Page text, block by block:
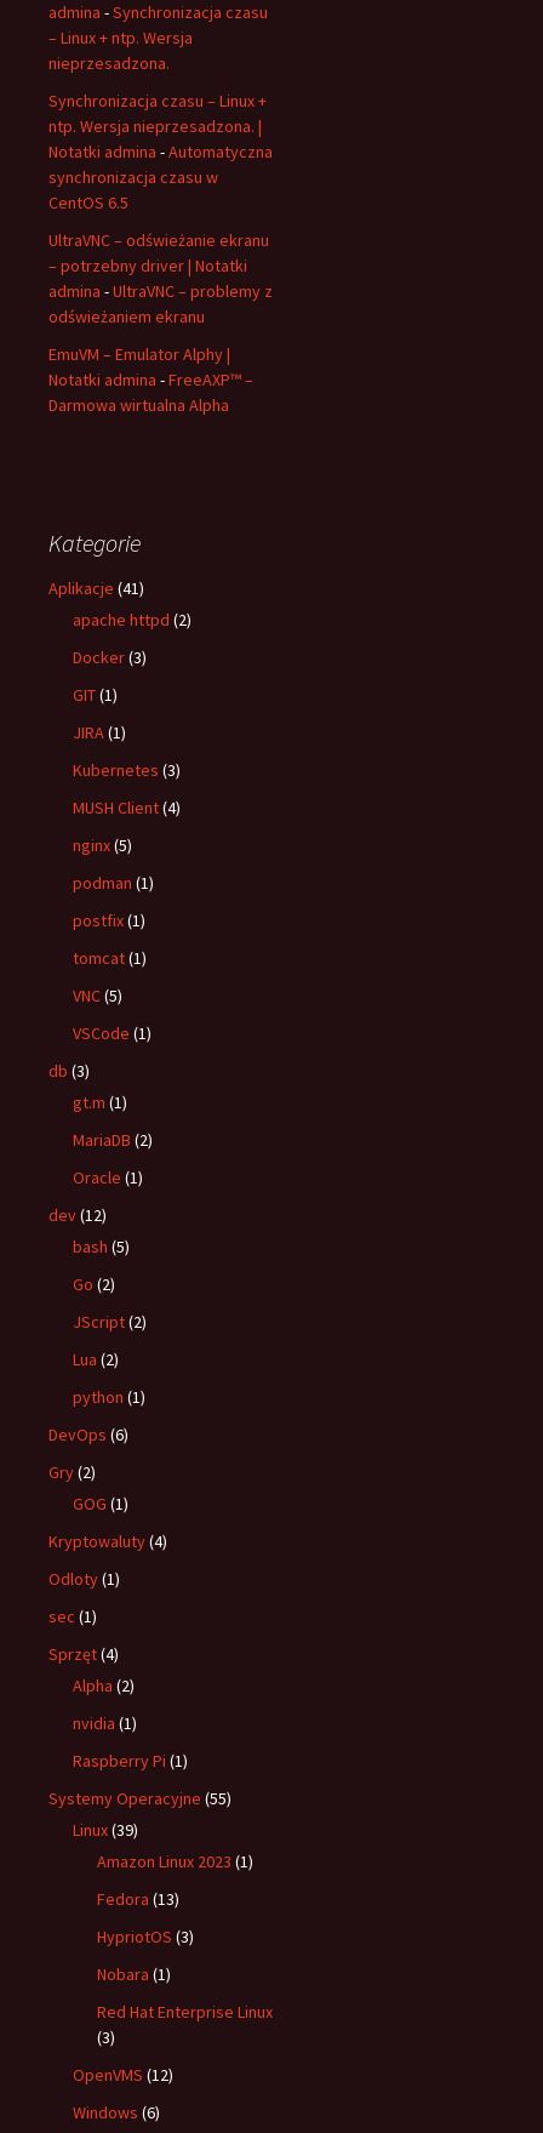
admina -Synchronizacja czasu
– Linux + ntp. Wersja
nieprzesadzona.
Synchronizacja czasu – Linux +
ntp. Wersja nieprzesadzona. |
Notatki admina -Automatyczna
synchronizacja czasu w
CentOS 6.5
UltraVNC – odświeżanie ekranu
– potrzebny driver | Notatki
admina -UltraVNC – problemy z
odświeżaniem ekranu
EmuVM – Emulator Alphy |
Notatki admina -FreeAXP™ –
Darmowa wirtualna Alpha
Kategorie
Aplikacje (41)
apache httpd (2)
Docker(3)
GIT(1)
JIRA(1)
Kubernetes (3)
MUSH Client(4)
nginx(5)
podman (1)
postfix(1)
tomcat(1)
VNC(5)
VSCode (1)
db (3)
gt.m (1)
MariaDB (2)
Oracle (1)
dev(12)
bash (5)
Go (2)
JScript(2)
Lua (2)
python (1)
DevOps (6)
Gry(2)
GOG (1)
Kryptowaluty(4)
Odloty(1)
sec (1)
Sprzęt(4)
Alpha (2)
nvidia (1)
Raspberry Pi (1)
Systemy Operacyjne (55)
Linux(39)
Amazon Linux 2023 (1)
Fedora (13)
HypriotOS (3)
Nobara (1)
Red Hat Enterprise Linux
(3)
OpenVMS (12)
Windows (6)